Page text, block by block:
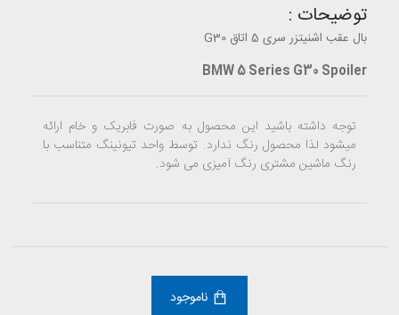
توضیحات :
بال عقب اشنیتزر سری 5 اتاق G30
BMW 5 Series G30 Spoiler
توجه داشته باشید این محصول به صورت فابریک و خام ارائه
میشود لذا محصول رنگ ندارد. توسط واحد تیونینگ متناسب با
رنگ ماشین مشتری رنگ آمیزی می شود.
ناموجود